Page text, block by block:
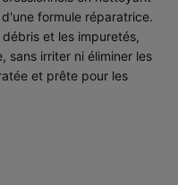
formule réparatrice.
et les impuretés,
sans irriter ni éliminer les
et prête pour les